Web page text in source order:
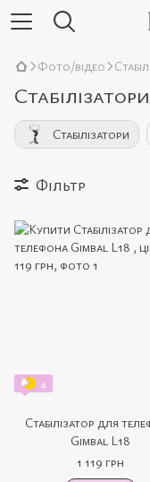
Фото/відео
Стабілізатори
Стабілізатори
Фільтр
4
Стабілізатор для
Gimbal L18
1 119 грн